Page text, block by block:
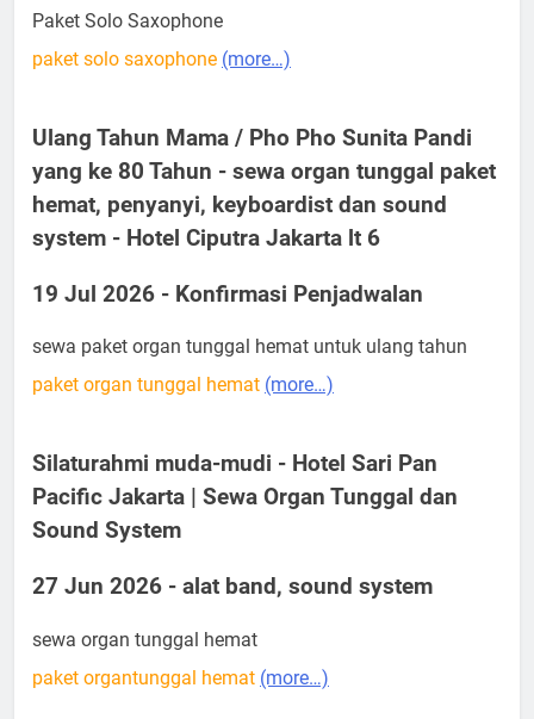
Paket Solo Saxophone
paket solo saxophone (more…)
Ulang Tahun Mama / Pho Pho Sunita Pandi
yang ke 80 Tahun - sewa organ tunggal paket
hemat, penyanyi, keyboardist dan sound
system - Hotel Ciputra Jakarta lt 6
19 Jul 2026 - Konfirmasi Penjadwalan
sewa paket organ tunggal hemat untuk ulang tahun
paket organ tunggal hemat (more…)
Silaturahmi muda-mudi - Hotel Sari Pan
Pacific Jakarta | Sewa Organ Tunggal dan
Sound System
27 Jun 2026 - alat band, sound system
sewa organ tunggal hemat
paket organtunggal hemat (more…)